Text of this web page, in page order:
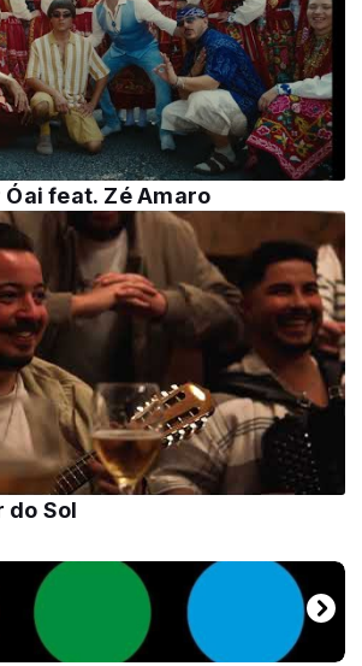
Óai feat. Zé Amaro
do Sol